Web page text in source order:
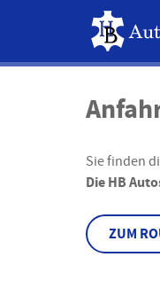
Sie finden
Die HB
ZUM